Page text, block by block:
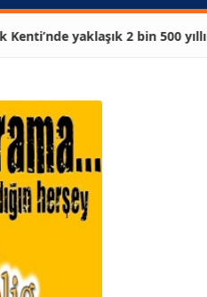
yaklaşık 2 bin 500 yıllık